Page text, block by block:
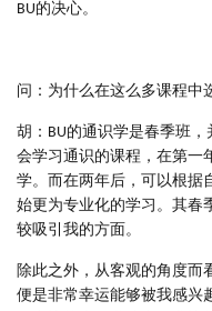
BU的决心。
问：为什么在这么多课程中
胡：BU的通识学是春季班
会学习通识的课程，在第一
学。而在两年后，可以根据
始更为专业化的学习。其春
较吸引我的方面。
除此之外，从客观的角度而
便是非常幸运能够被我感兴